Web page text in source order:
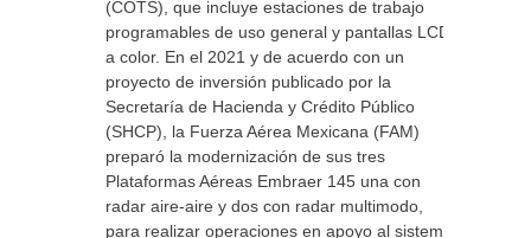
(COTS), que incluye estaciones de trabajo
programables de uso general y pantallas LCD
a color. En el 2021 y de acuerdo con un
proyecto de inversión publicado por la
Secretaría de Hacienda y Crédito Público
(SHCP), la Fuerza Aérea Mexicana (FAM)
preparó la modernización de sus tres
Plataformas Aéreas Embraer 145 una con
radar aire-aire y dos con radar multimodo,
para realizar operaciones en apoyo al sistema